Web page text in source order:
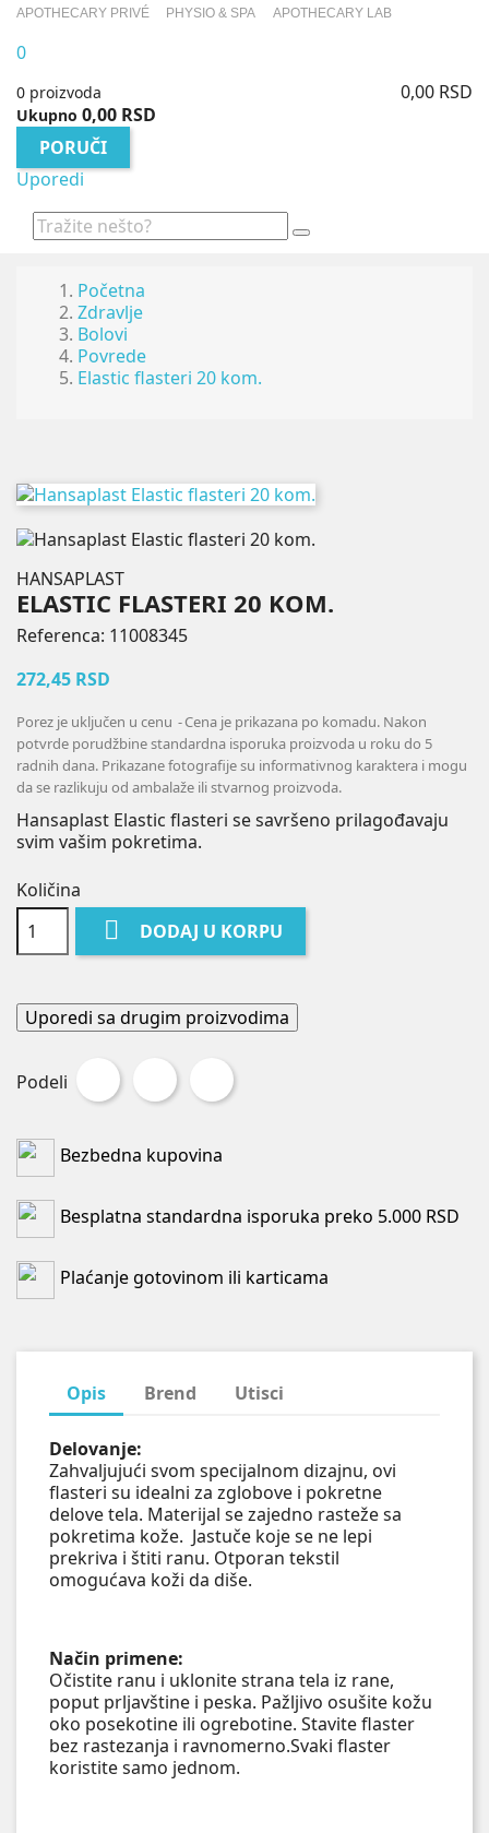
APOTHECARY PRIVÉ PHYSIO & SPA APOTHECARY LAB
0
0 proizvoda 0,00 RSD
Ukupno 0,00 RSD
PORUČI
Uporedi
Početna
Zdravlje
Bolovi
Povrede
Elastic flasteri 20 kom.
HANSAPLAST
ELASTIC FLASTERI 20 KOM.
Referenca: 11008345
272,45 RSD
Porez je uključen u cenu
Cena je prikazana po komadu. Nakon
potvrde porudžbine standardna isporuka proizvoda u roku do 5
radnih dana. Prikazane fotografije su informativnog karaktera i mogu
da se razlikuju od ambalaže ili stvarnog proizvoda.
Hansaplast Elastic flasteri se savršeno prilagođavaju
svim vašim pokretima.
Količina
 DODAJ U KORPU
Uporedi sa drugim proizvodima
Podeli
Podeli Tweet Pinterest
Bezbedna kupovina
Besplatna standardna isporuka preko 5.000 RSD
Plaćanje gotovinom ili karticama
Opis Brend Utisci
Delovanje:
Zahvaljujući svom specijalnom dizajnu, ovi
flasteri su idealni za zglobove i pokretne
delove tela. Materijal se zajedno rasteže sa
pokretima kože. Jastuče koje se ne lepi
prekriva i štiti ranu. Otporan tekstil
omogućava koži da diše.
Način primene:
Očistite ranu i uklonite strana tela iz rane,
poput prljavštine i peska. Pažljivo osušite kožu
oko posekotine ili ogrebotine. Stavite flaster
bez rastezanja i ravnomerno.Svaki flaster
koristite samo jednom.